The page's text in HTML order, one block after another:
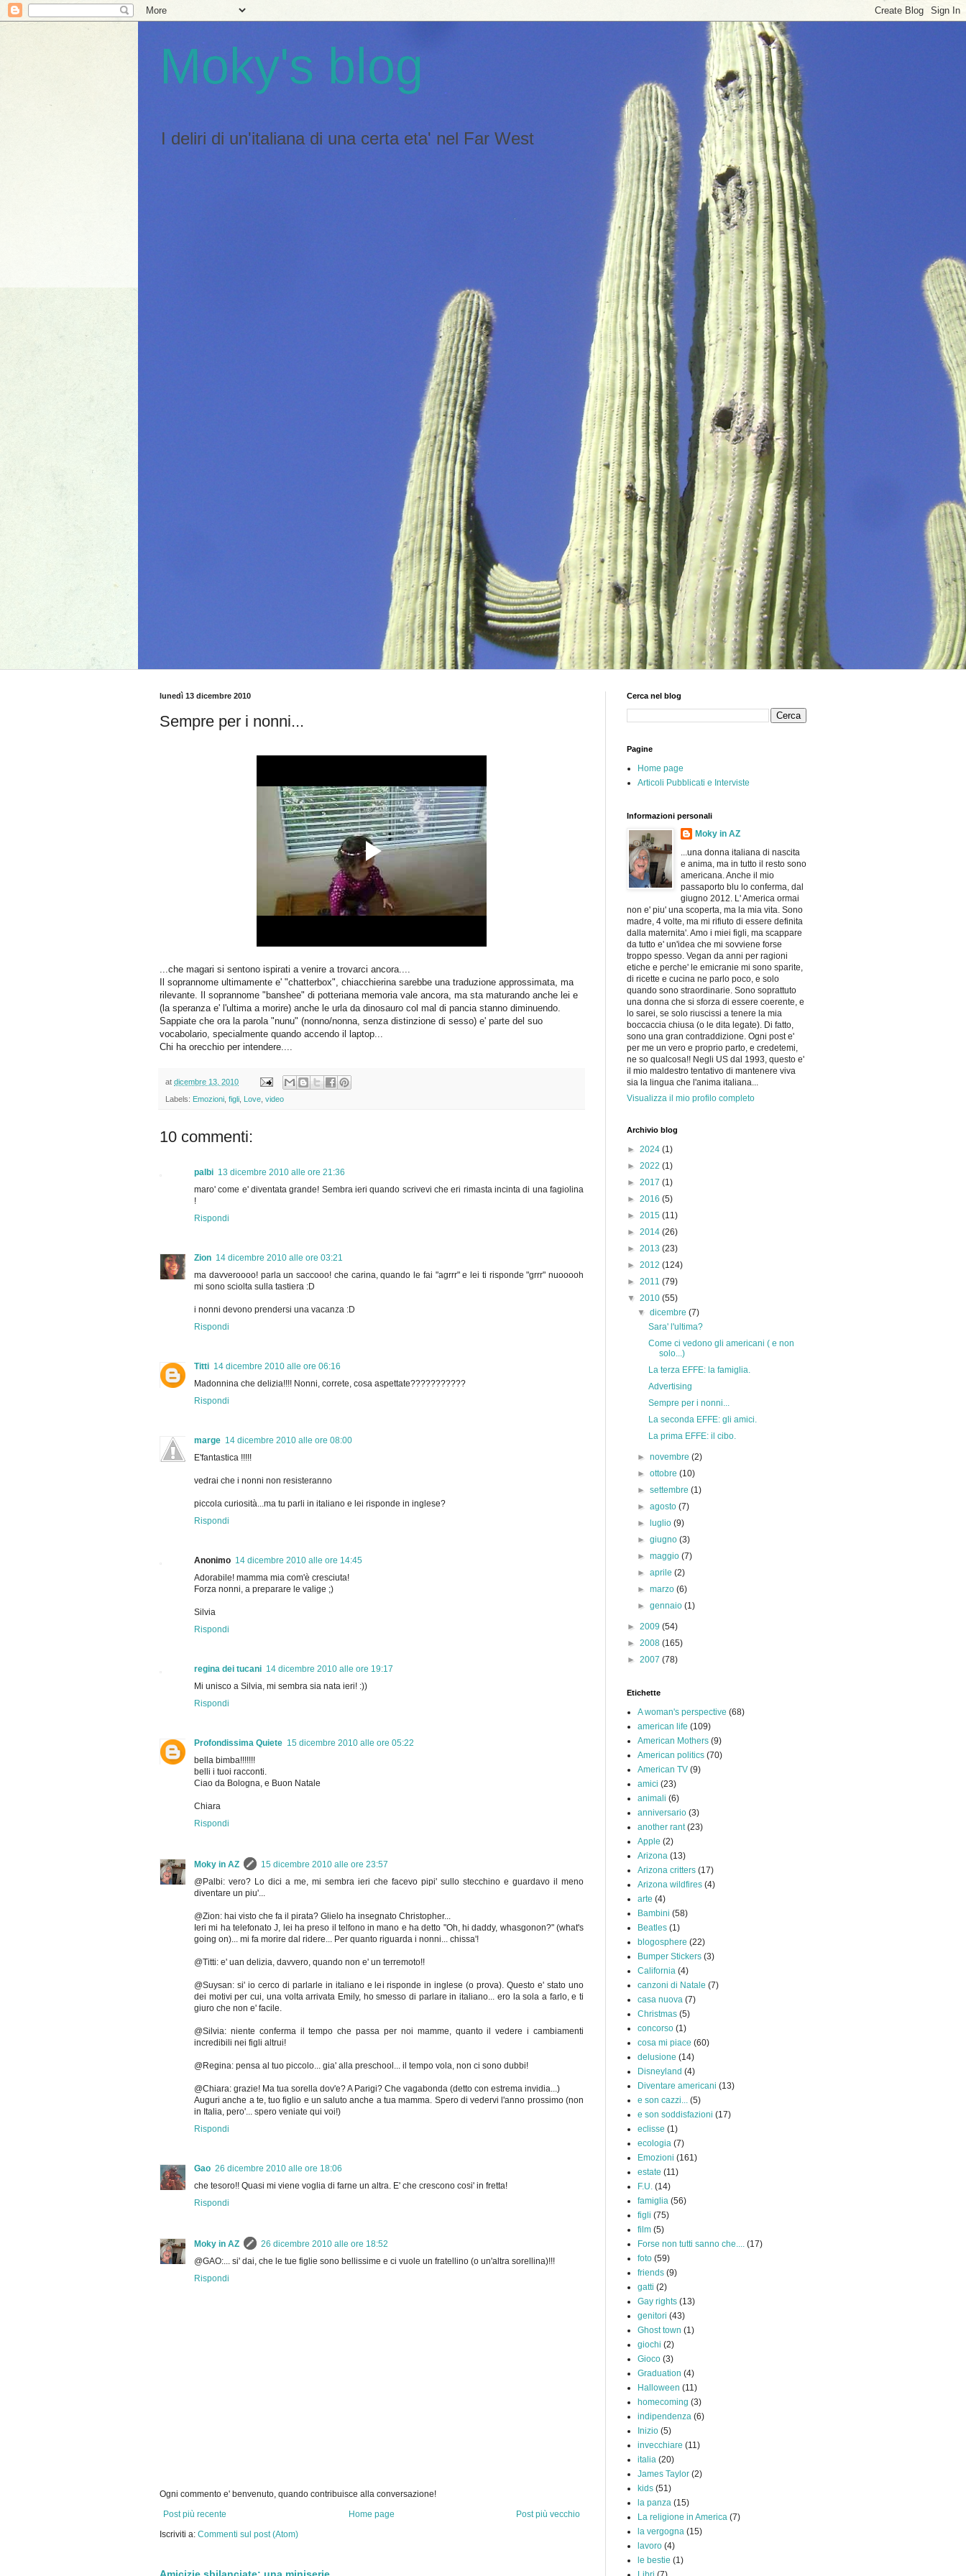
Moky's blog
I deliri di un'italiana di una certa eta' nel Far West
lunedì 13 dicembre 2010
Sempre per i nonni...
...che magari si sentono ispirati a venire a trovarci ancora....
Il soprannome ultimamente e' "chatterbox", chiacchierina sarebbe una traduzione approssimata, ma
rilevante. Il soprannome "banshee" di potteriana memoria vale ancora, ma sta maturando anche lei e
(la speranza e' l'ultima a morire) anche le urla da dinosauro col mal di pancia stanno diminuendo.
Sappiate che ora la parola "nunu" (nonno/nonna, senza distinzione di sesso) e' parte del suo
vocabolario, specialmente quando accendo il laptop...
Chi ha orecchio per intendere....
at dicembre 13, 2010
Labels: Emozioni figli Love video
10 commenti:
palbi 13 dicembre 2010 alle ore 21:36
maro' come e' diventata grande! Sembra ieri quando scrivevi che eri rimasta incinta di una fagiolina
!
Rispondi
Zion 14 dicembre 2010 alle ore 03:21
ma davveroooo! parla un saccooo! che carina, quando le fai "agrrr" e lei ti risponde "grrr" nuooooh
mi sono sciolta sulla tastiera :D
i nonni devono prendersi una vacanza :D
Rispondi
Titti 14 dicembre 2010 alle ore 06:16
Madonnina che delizia!!!! Nonni, correte, cosa aspettate???????????
Rispondi
marge 14 dicembre 2010 alle ore 08:00
E'fantastica !!!!!
vedrai che i nonni non resisteranno
piccola curiosità...ma tu parli in italiano e lei risponde in inglese?
Rispondi
Anonimo 14 dicembre 2010 alle ore 14:45
Adorabile! mamma mia com'è cresciuta!
Forza nonni, a preparare le valige ;)
Silvia
Rispondi
regina dei tucani 14 dicembre 2010 alle ore 19:17
Mi unisco a Silvia, mi sembra sia nata ieri! :))
Rispondi
Profondissima Quiete 15 dicembre 2010 alle ore 05:22
bella bimba!!!!!!!
belli i tuoi racconti.
Ciao da Bologna, e Buon Natale
Chiara
Rispondi
Moky in AZ
15 dicembre 2010 alle ore 23:57
@Palbi: vero? Lo dici a me, mi sembra ieri che facevo pipi' sullo stecchino e guardavo il meno
diventare un piu'...
@Zion: hai visto che fa il pirata? Glielo ha insegnato Christopher...
Ieri mi ha telefonato J, lei ha preso il telfono in mano e ha detto "Oh, hi daddy, whasgonon?" (what's
going on)... mi fa morire dal ridere... Per quanto riguarda i nonni... chissa'!
@Titti: e' uan delizia, davvero, quando non e' un terremoto!!
@Suysan: si' io cerco di parlarle in italiano e lei risponde in inglese (o prova). Questo e' stato uno
dei motivi per cui, una volta arrivata Emily, ho smesso di parlare in italiano... ero la sola a farlo, e ti
giuro che non e' facile.
@Silvia: niente conferma il tempo che passa per noi mamme, quanto il vedere i cambiamenti
incredibili nei figli altrui!
@Regina: pensa al tuo piccolo... gia' alla preschool... il tempo vola, non ci sono dubbi!
@Chiara: grazie! Ma tua sorella dov'e? A Parigi? Che vagabonda (detto con estrema invidia...)
Auguri anche a te, tuo figlio e un saluto anche a tua mamma. Spero di vedervi l'anno prossimo (non
in Italia, pero'... spero veniate qui voi!)
Rispondi
Gao 26 dicembre 2010 alle ore 18:06
che tesoro!! Quasi mi viene voglia di farne un altra. E' che crescono cosi' in fretta!
Rispondi
Moky in AZ
26 dicembre 2010 alle ore 18:52
@GAO:... si' dai, che le tue figlie sono bellissime e ci vuole un fratellino (o un'altra sorellina)!!!
Rispondi
Ogni commento e' benvenuto, quando contribuisce alla conversazione!
Post più recente
Post più vecchio
Home page
Iscriviti a: Commenti sul post (Atom)
Cerca nel blog
Pagine
Home page
Articoli Pubblicati e Interviste
Informazioni personali
Moky in AZ
...una donna italiana di nascita
e anima, ma in tutto il resto sono
americana. Anche il mio
passaporto blu lo conferma, dal
giugno 2012. L' America ormai
non e' piu' una scoperta, ma la mia vita. Sono
madre, 4 volte, ma mi rifiuto di essere definita
dalla maternita'. Amo i miei figli, ma scappare
da tutto e' un'idea che mi sovviene forse
troppo spesso. Vegan da anni per ragioni
etiche e perche' le emicranie mi sono sparite,
di ricette e cucina ne parlo poco, e solo
quando sono straordinarie. Sono soprattuto
una donna che si sforza di essere coerente, e
lo sarei, se solo riuscissi a tenere la mia
boccaccia chiusa (o le dita legate). Di fatto,
sono una gran contraddizione. Ogni post e'
per me un vero e proprio parto, e credetemi,
ne so qualcosa!! Negli US dal 1993, questo e'
il mio maldestro tentativo di mantenere viva
sia la lingua che l'anima italiana...
Visualizza il mio profilo completo
Archivio blog
► 2024 (1)
► 2022 (1)
► 2017 (1)
► 2016 (5)
► 2015 (11)
► 2014 (26)
► 2013 (23)
► 2012 (124)
► 2011 (79)
▼ 2010 (55)
▼dicembre(7)
Sara' l'ultima?
Come ci vedono gli americani ( e non
solo...)
La terza EFFE: la famiglia.
Advertising
Sempre per i nonni...
La seconda EFFE: gli amici.
La prima EFFE: il cibo.
►novembre(2)
►ottobre(10)
►settembre(1)
►agosto(7)
►
luglio(9)
►giugno(3)
►maggio(7)
►aprile(2)
►marzo(6)
►gennaio(1)
► 2009 (54)
► 2008 (165)
► 2007 (78)
Etichette
A woman's perspective (68)
american life (109)
American Mothers (9)
American politics (70)
American TV (9)
amici (23)
animali (6)
anniversario (3)
another rant (23)
Apple (2)
Arizona (13)
Arizona critters (17)
Arizona wildfires (4)
arte (4)
Bambini (58)
Beatles (1)
blogosphere (22)
Bumper Stickers (3)
California (4)
canzoni di Natale (7)
casa nuova (7)
Christmas (5)
concorso (1)
cosa mi piace (60)
delusione (14)
Disneyland (4)
Diventare americani (13)
e son cazzi... (5)
e son soddisfazioni (17)
eclisse (1)
ecologia (7)
Emozioni (161)
estate (11)
F.U. (14)
famiglia (56)
figli (75)
film (5)
Forse non tutti sanno che.... (17)
foto (59)
friends (9)
gatti (2)
Gay rights (13)
genitori (43)
Ghost town (1)
giochi (2)
Gioco (3)
Graduation (4)
Halloween (11)
homecoming (3)
indipendenza (6)
Inizio (5)
invecchiare (11)
italia (20)
James Taylor (2)
kids (51)
la panza (15)
La religione in America (7)
la vergogna (15)
lavoro (4)
le bestie (1)